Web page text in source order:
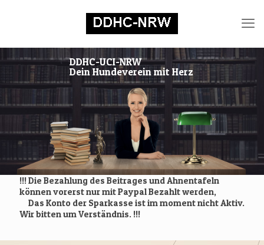
DDHC-UCI-NRW
Dein Hundeverein mit Herz
!!! Die Bezahlung des Beitrages und Ahnentafeln
können vorerst nur mit Paypal Bezahlt werden,
Das Konto der Sparkasse ist im moment nicht Aktiv.
Wir bitten um Verständnis. !!!